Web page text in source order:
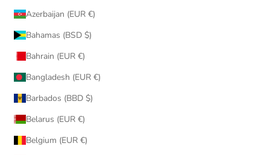
Azerbaijan (EUR €)
Bahamas (BSD $)
Bahrain (EUR €)
Bangladesh (EUR €)
Barbados (BBD $)
Belarus (EUR €)
Belgium (EUR €)